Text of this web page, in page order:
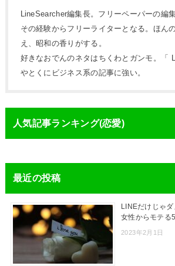
LineSearcher編集長。フリーペーパーの編
その経験からフリーライターとなる。ほ
え、昭和の香りがする。
好きなおでんのネタはちくわとガンモ。「
やとくにビジネス系の記事に強い。
人気記事ランキング(恋愛)
最近の投稿
LINEだけじゃ
女性からモテる
2023年2月1日